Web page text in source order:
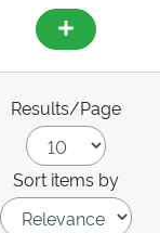
Results/Page
Sort items by